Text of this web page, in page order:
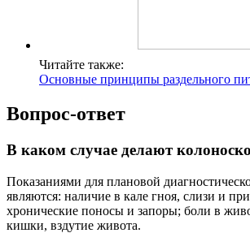
Читайте также:
Основные принципы раздельного
Вопрос-ответ
В каком случае делают
Показаниями для плановой
являются: наличие в кале гноя, слизи и
хронические поносы и запоры; боли в
кишки, вздутие живота.